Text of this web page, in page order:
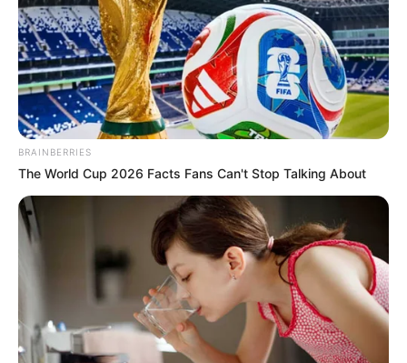
Hunor édesanyját, Oszter Alexandrát, aki a
közösségi oldalán osztotta meg a történteket.
BRAINBERRIES
The World Cup 2026 Facts Fans Can't Stop Talking About